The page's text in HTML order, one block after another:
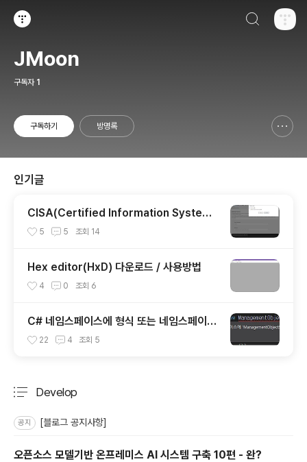
JMoon
구독자 1
구독하기 방명록
인기글
CISA(Certified Information System
Auditor) 자격증 시험 신청/접수(응시료) 방
5 5 조회 14
Hex editor(HxD) 다운로드 / 사용방법
4 0 조회 6
C# 네임스페이스에 형식 또는 네임스페이스
이름이 없습니다. 해결방법
22 4 조회 5
Develop
공지 [블로그 공지사항]
오픈소스 모델기반 온프레미스 AI 시스템 구축 10편 - 완?